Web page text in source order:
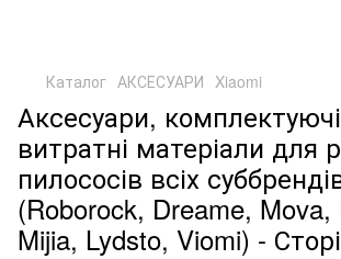
Каталог АКСЕСУАРИ Xiaomi
Аксесуари,
витратні матеріали для
пилососів всіх
(Roborock, Dreame, Mova,
Mijia, Lydsto, Viomi) -